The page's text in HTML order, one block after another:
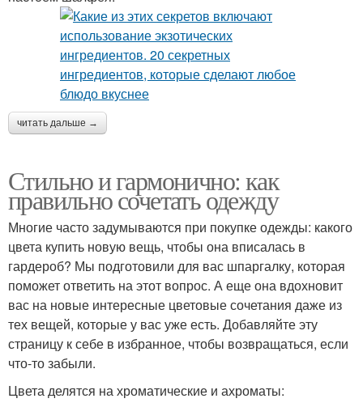
читать дальше →
Стильно и гармонично: как
правильно сочетать одежду
Многие часто задумываются при покупке одежды: какого
цвета купить новую вещь, чтобы она вписалась в
гардероб? Мы подготовили для вас шпаргалку, которая
поможет ответить на этот вопрос. А еще она вдохновит
вас на новые интересные цветовые сочетания даже из
тех вещей, которые у вас уже есть. Добавляйте эту
страницу к себе в избранное, чтобы возвращаться, если
что-то забыли.
Цвета делятся на хроматические и ахроматы: